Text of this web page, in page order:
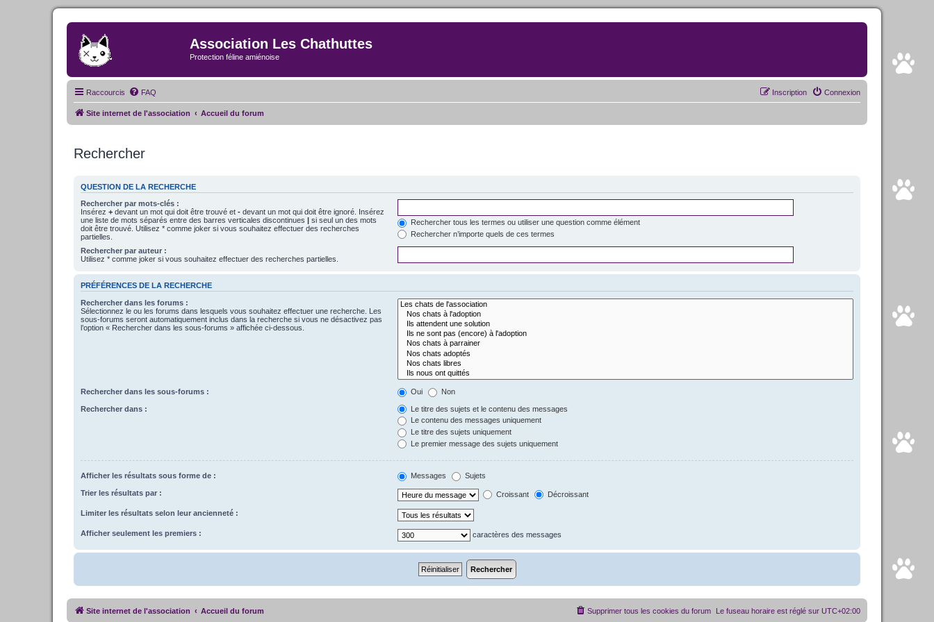
Association Les Chathuttes
Protection féline amiénoise
Raccourcis FAQ Connexion
Inscription
Site internet de l'association Accueil du forum
Rechercher
QUESTION DE LA RECHERCHE
Rechercher par mots-clés :
Insérez + devant un mot qui doit être trouvé et - devant un mot qui doit être ignoré. Insérez
une liste de mots séparés entre des barres verticales discontinues | si seul un des mots
doit être trouvé. Utilisez * comme joker si vous souhaitez effectuer des recherches
partielles.
Rechercher tous les termes ou utiliser une question comme élément
Rechercher n’importe quels de ces termes
Rechercher par auteur :
Utilisez * comme joker si vous souhaitez effectuer des recherches partielles.
PRÉFÉRENCES DE LA RECHERCHE
Rechercher dans les forums :
Sélectionnez le ou les forums dans lesquels vous souhaitez effectuer une recherche. Les
sous-forums seront automatiquement inclus dans la recherche si vous ne désactivez pas
l’option « Rechercher dans les sous-forums » affichée ci-dessous.
Rechercher dans les sous-forums : Oui Non
Rechercher dans :
Le titre des sujets et le contenu des messages
Le contenu des messages uniquement
Le titre des sujets uniquement
Le premier message des sujets uniquement
Afficher les résultats sous forme de : Messages Sujets
Trier les résultats par : Croissant Décroissant
Limiter les résultats selon leur ancienneté :
Afficher seulement les premiers : caractères des messages
Site internet de l'association Accueil du forum Le fuseau horaire est réglé sur UTC+02:00
Supprimer tous les cookies du forum